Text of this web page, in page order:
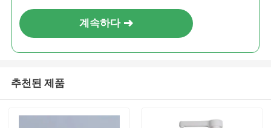
계속하다
추천된 제품